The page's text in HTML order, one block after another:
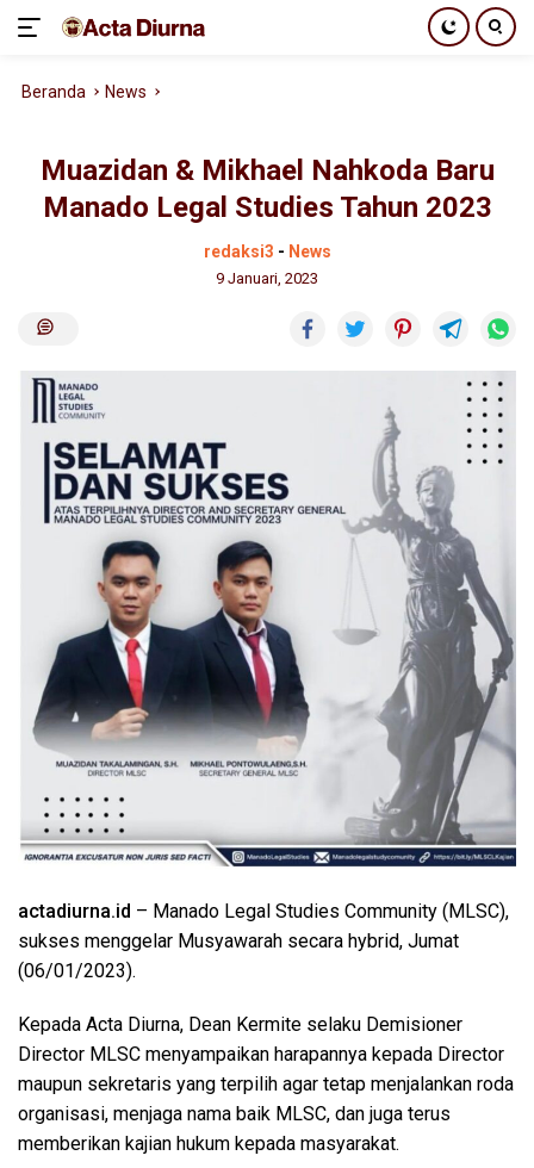
Beranda News
Muazidan & Mikhael Nahkoda Baru
Manado Legal Studies Tahun 2023
redaksi3 - News
9 Januari, 2023
actadiurna.id – Manado Legal Studies Community (MLSC),
sukses menggelar Musyawarah secara hybrid, Jumat
(06/01/2023).
Kepada Acta Diurna, Dean Kermite selaku Demisioner
Director MLSC menyampaikan harapannya kepada Director
maupun sekretaris yang terpilih agar tetap menjalankan roda
organisasi, menjaga nama baik MLSC, dan juga terus
memberikan kajian hukum kepada masyarakat.